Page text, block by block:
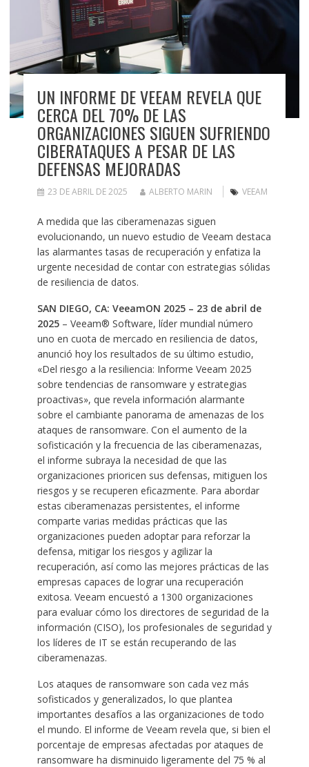
UN INFORME DE VEEAM REVELA QUE
CERCA DEL 70% DE LAS
ORGANIZACIONES SIGUEN SUFRIENDO
CIBERATAQUES A PESAR DE LAS
DEFENSAS MEJORADAS
23 DE ABRIL DE 2025 ALBERTO MARIN VEEAM
A medida que las ciberamenazas siguen
evolucionando, un nuevo estudio de Veeam destaca
las alarmantes tasas de recuperación y enfatiza la
urgente necesidad de contar con estrategias sólidas
de resiliencia de datos.
SAN DIEGO, CA: VeeamON 2025 – 23 de abril de
2025– Veeam® Software, líder mundial número
uno en cuota de mercado en resiliencia de datos,
anunció hoy los resultados de su último estudio,
«Del riesgo a la resiliencia: Informe Veeam 2025
sobre tendencias de ransomware y estrategias
proactivas», que revela información alarmante
sobre el cambiante panorama de amenazas de los
ataques de ransomware. Con el aumento de la
sofisticación y la frecuencia de las ciberamenazas,
el informe subraya la necesidad de que las
organizaciones prioricen sus defensas, mitiguen los
riesgos y se recuperen eficazmente. Para abordar
estas ciberamenazas persistentes, el informe
comparte varias medidas prácticas que las
organizaciones pueden adoptar para reforzar la
defensa, mitigar los riesgos y agilizar la
recuperación, así como las mejores prácticas de las
empresas capaces de lograr una recuperación
exitosa. Veeam encuestó a 1300 organizaciones
para evaluar cómo los directores de seguridad de la
información (CISO), los profesionales de seguridad y
los líderes de IT se están recuperando de las
ciberamenazas.
Los ataques de ransomware son cada vez más
sofisticados y generalizados, lo que plantea
importantes desafíos a las organizaciones de todo
el mundo. El informe de Veeam revela que, si bien el
porcentaje de empresas afectadas por ataques de
ransomware ha disminuido ligeramente del 75 % al